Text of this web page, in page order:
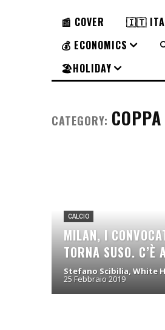
📰 COVER 🇮🇹
💰 ECONOMICS
🏖️HOLIDAY
CATEGORY:
CALCIO
MILAN, I
TORNA SUSO. C’È
Stefano Scibilia, White
25 Febbraio 2019